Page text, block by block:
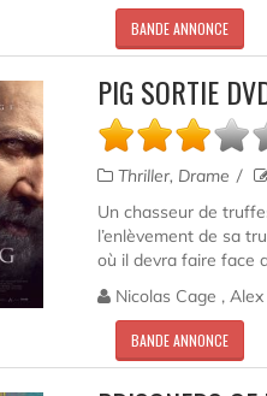
BANDE ANNONCE
PIG SORTIE
Thriller, Drame
Un chasseur de
l’enlèvement de sa
où il devra faire face
Nicolas Cage ,
BANDE ANNONCE